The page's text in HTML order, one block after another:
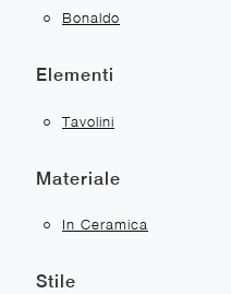
Bonaldo
Elementi
Tavolini
Materiale
In Ceramica
Stile